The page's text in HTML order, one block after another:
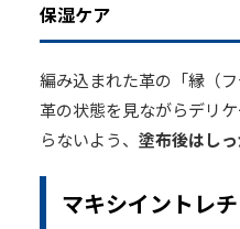
保湿ケア
編み込まれた革の「縁（
革の状態を見ながらデリ
らないよう、 塗布後はし
マキシイントレ